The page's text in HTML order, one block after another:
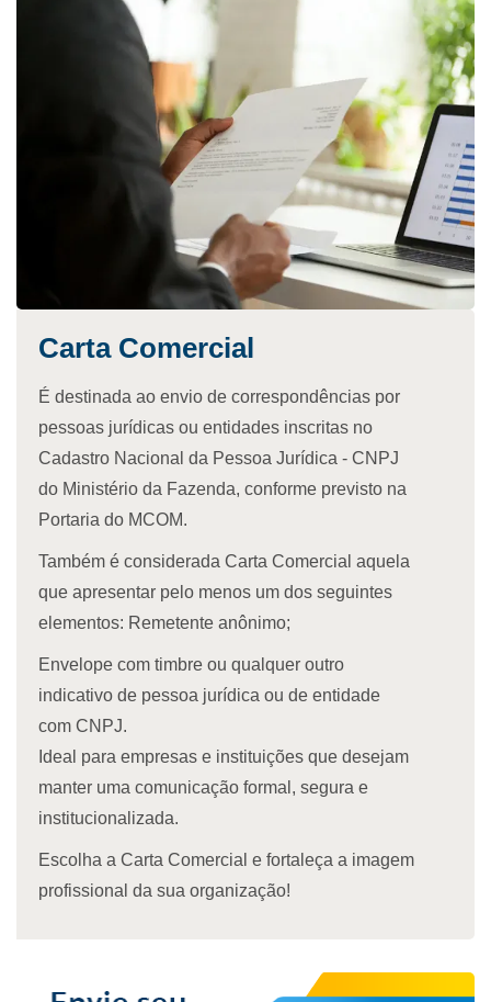
Carta Comercial
É destinada ao envio de correspondências por
pessoas jurídicas ou entidades inscritas no
Cadastro Nacional da Pessoa Jurídica - CNPJ
do Ministério da Fazenda, conforme previsto na
Portaria do MCOM.
Também é considerada Carta Comercial aquela
que apresentar pelo menos um dos seguintes
elementos: Remetente anônimo;
Envelope com timbre ou qualquer outro
indicativo de pessoa jurídica ou de entidade
com CNPJ.
Ideal para empresas e instituições que desejam
manter uma comunicação formal, segura e
institucionalizada.
Escolha a Carta Comercial e fortaleça a imagem
profissional da sua organização!